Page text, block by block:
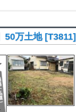
50万土地 [T3811]